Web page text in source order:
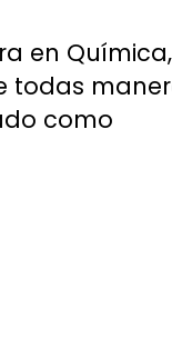
en
todas
como